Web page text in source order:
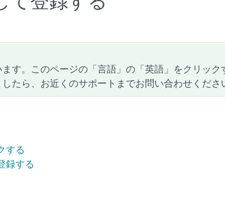
す。このページの「言語」の「英語」をクリック
たら、お近くのサポートまでお問い合わせくださ
する
録する